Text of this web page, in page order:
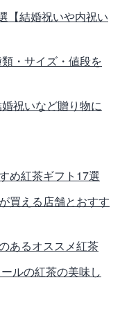
【結婚祝いや内祝い
・サイズ・値段を
祝いなど贈り物に
め紅茶ギフト17選
買える店舗とおすす
あるオススメ紅茶
ルの紅茶の美味し